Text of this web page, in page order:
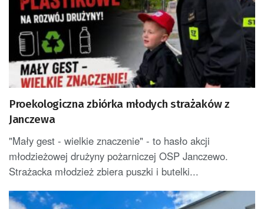
Proekologiczna zbiórka młodych strażaków z
Janczewa
"Mały gest - wielkie znaczenie" - to hasło akcji
młodzieżowej drużyny pożarniczej OSP Janczewo.
Strażacka młodzież zbiera puszki i butelki...